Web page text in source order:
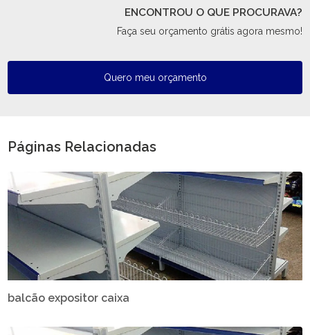
ENCONTROU O QUE PROCURAVA?
Faça seu orçamento grátis agora mesmo!
Quero meu orçamento
Páginas Relacionadas
balcão expositor caixa